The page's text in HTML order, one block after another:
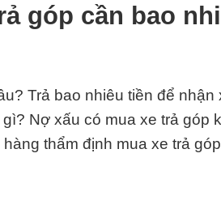
góp cần bao
Trả bao nhiêu tiền để
Nợ xấu có mua xe trả góp
thẩm định mua xe trả